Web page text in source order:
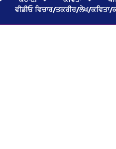
ਵੀਡੀਓ ਵਿਚਾਰ/ਤਕਰੀਰ/ਲੇਖ/ਕਵਿਤਾ/